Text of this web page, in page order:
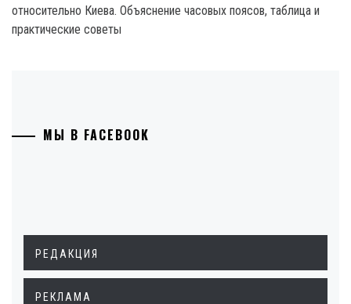
относительно Киева. Объяснение часовых поясов, таблица и
практические советы
МЫ В FACEBOOK
РЕДАКЦИЯ
РЕКЛАМА